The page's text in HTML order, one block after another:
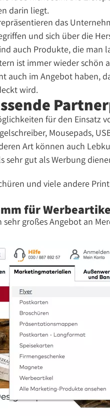
darin liegt.
das
und sich über die
auch Produkte, die man
ist immer wieder schön
auch im Angebot haben,
wird.
für den Einsatz
Mousepads,
Art können auch
gut als Werbung
und viele andere
für
großes Angebot an